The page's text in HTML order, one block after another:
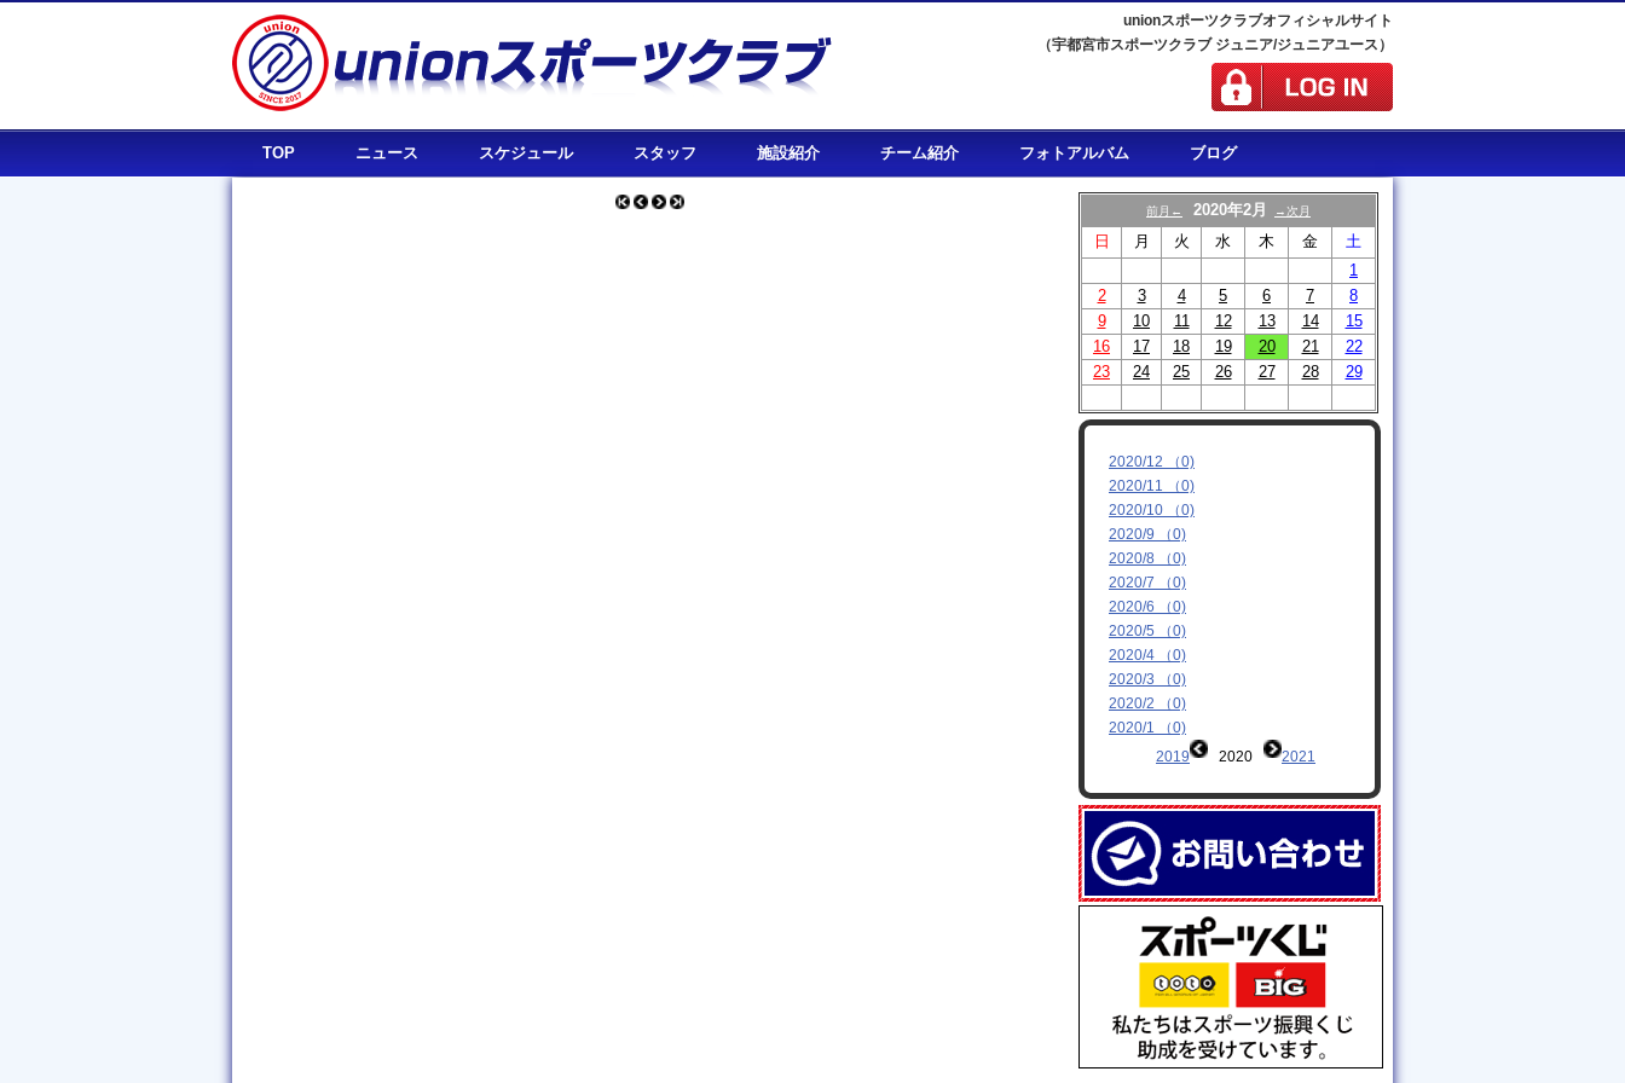
unionスポーツクラブオフィシャルサイト
（宇都宮市スポーツクラブ ジュニア/ジュニアユース）
TOP ニュース スケジュール スタッフ 施設紹介 チーム紹介 フォトアルバム ブログ
前月← 2020年2月 →次月
日 月 火 水 木 金
土
1
2
3 4 5 6 7
8
9
10 11 12 13 14
15
16
17 18 19 20 21
22
23
24 25 26 27 28 29
2020/12 （0)
2020/11 （0)
2020/10 （0)
2020/9 （0)
2020/8 （0)
2020/7 （0)
2020/6 （0)
2020/5 （0)
2020/4 （0)
2020/3 （0)
2020/2 （0)
2020/1 （0)
2019
2020 2021